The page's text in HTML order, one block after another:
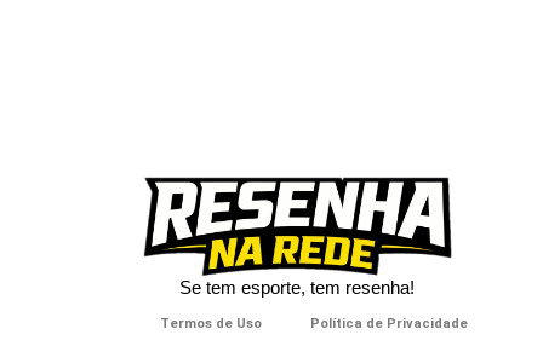
Se tem esporte, tem resenha!​
Termos de Uso Política de Privacidade